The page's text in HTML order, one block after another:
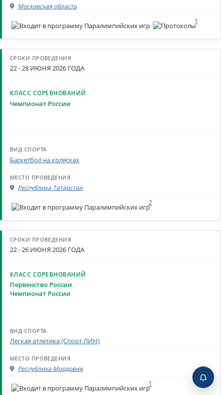
Московская область
1
22 - 28 ИЮНЯ 2026 ГОДА
Чемпионат России
Баскетбол на колясках
Республика Татарстан
2
22 - 26 ИЮНЯ 2026 ГОДА
Первенство России
Чемпионат России
Легкая атлетика (Спорт ЛИН)
Республика Мордовия
1